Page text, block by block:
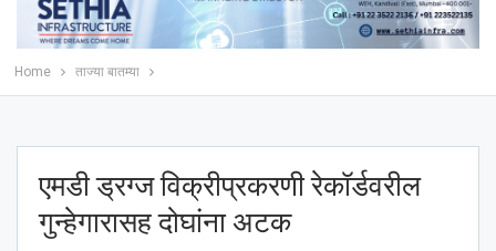
Home ताज्या बातम्या
एमडी ड्रग्ज विक्रीप्रकरणी रेकॉर्डवरील
गुन्हेगारासह दोघांना अटक